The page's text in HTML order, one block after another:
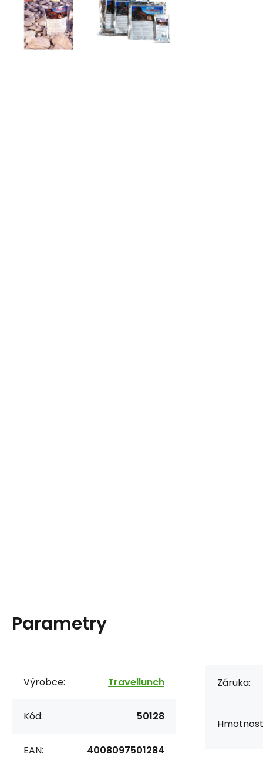
Parametry
Výrobce: Travellunch
Kód: 50128
EAN: 4008097501284
Záruka: